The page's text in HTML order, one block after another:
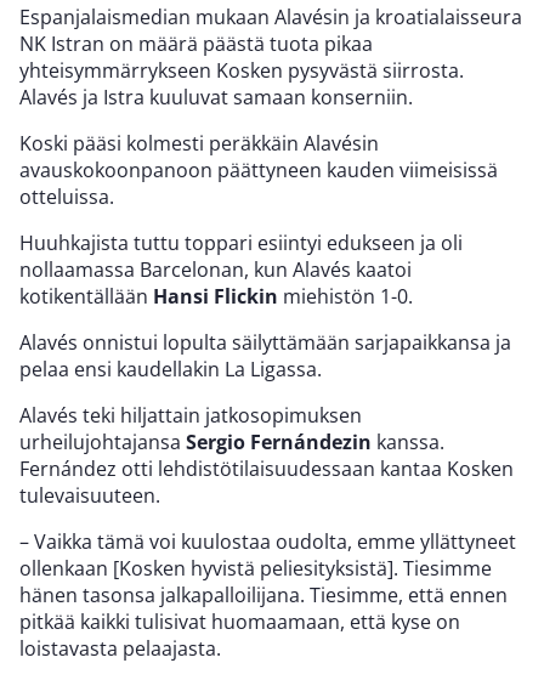
Espanjalaismedian mukaan Alavésin ja kroatialaisseura
NK Istran on määrä päästä tuota pikaa
yhteisymmärrykseen Kosken pysyvästä siirrosta.
Alavés ja Istra kuuluvat samaan konserniin.
Koski pääsi kolmesti peräkkäin Alavésin
avauskokoonpanoon päättyneen kauden viimeisissä
otteluissa.
Huuhkajista tuttu toppari esiintyi edukseen ja oli
nollaamassa Barcelonan, kun Alavés kaatoi
kotikentällään Hansi Flickin miehistön 1-0.
Alavés onnistui lopulta säilyttämään sarjapaikkansa ja
pelaa ensi kaudellakin La Ligassa.
Alavés teki hiljattain jatkosopimuksen
urheilujohtajansa Sergio Fernándezin kanssa.
Fernández otti lehdistötilaisuudessaan kantaa Kosken
tulevaisuuteen.
– Vaikka tämä voi kuulostaa oudolta, emme yllättyneet
ollenkaan [Kosken hyvistä peliesityksistä]. Tiesimme
hänen tasonsa jalkapalloilijana. Tiesimme, että ennen
pitkää kaikki tulisivat huomaamaan, että kyse on
loistavasta pelaajasta.